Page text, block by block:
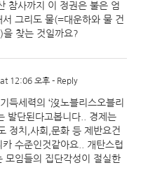
참사까지 이 정권은 불은 엄
그리도 물(=대운하와 물 건
을 찾는 것일까요?
12:06 오후 - Reply
득세력의 ‘沒노블리스오블리
발단된다고봅니다.. 경제는
정치,사회,문화 등 제반요건
수준인것같아요.. 개탄스럽
모임들의 집단각성이 절실한